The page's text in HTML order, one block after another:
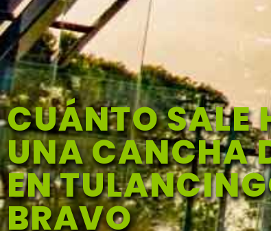
CUÁNTO SALE
UNA CANCHA
EN
BRAVO